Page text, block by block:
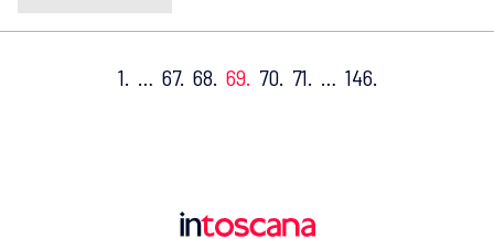
1. … 67. 68. 69. 70. 71. … 146.